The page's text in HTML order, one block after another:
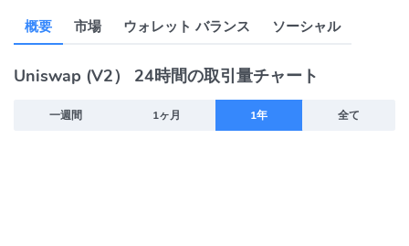
概要 市場 ウォレット バランス ソーシャル
Uniswap (V2） 24時間の取引量チャート
一週間 1ヶ月 1年 全て